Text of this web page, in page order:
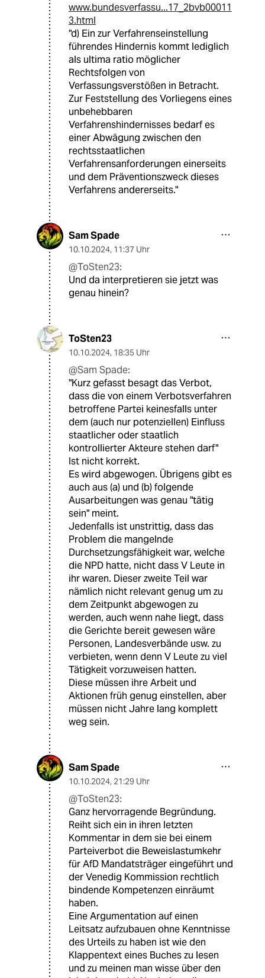
www.bundesverfassu...17_2bvb00011
3.html
"d) Ein zur Verfahrenseinstellung
führendes Hindernis kommt lediglich
als ultima ratio möglicher
Rechtsfolgen von
Verfassungsverstößen in Betracht.
Zur Feststellung des Vorliegens eines
unbehebbaren
Verfahrenshindernisses bedarf es
einer Abwägung zwischen den
rechtsstaatlichen
Verfahrensanforderungen einerseits
und dem Präventionszweck dieses
Verfahrens andererseits."
Sam Spade
10.10.2024, 11:37 Uhr
@ToSten23:
Und da interpretieren sie jetzt was
genau hinein?
ToSten23
10.10.2024, 18:35 Uhr
@Sam Spade:
"Kurz gefasst besagt das Verbot,
dass die von einem Verbotsverfahren
betroffene Partei keinesfalls unter
dem (auch nur potenziellen) Einfluss
staatlicher oder staatlich
kontrollierter Akteure stehen darf"
Ist nicht korrekt.
Es wird abgewogen. Übrigens gibt es
auch aus (a) und (b) folgende
Ausarbeitungen was genau "tätig
sein" meint.
Jedenfalls ist unstrittig, dass das
Problem die mangelnde
Durchsetzungsfähigkeit war, welche
die NPD hatte, nicht dass V Leute in
ihr waren. Dieser zweite Teil war
nämlich nicht relevant genug um zu
dem Zeitpunkt abgewogen zu
werden, auch wenn nahe liegt, dass
die Gerichte bereit gewesen wäre
Personen, Landesverbände usw. zu
verbieten, wenn denn V Leute zu viel
Tätigkeit vorzuweisen hatten.
Diese müssen ihre Arbeit und
Aktionen früh genug einstellen, aber
müssen nicht Jahre lang komplett
weg sein.
Sam Spade
10.10.2024, 21:29 Uhr
@ToSten23:
Ganz hervorragende Begründung.
Reiht sich ein in ihren letzten
Kommentar in dem sie bei einem
Parteiverbot die Beweislastumkehr
für AfD Mandatsträger eingeführt und
der Venedig Kommission rechtlich
bindende Kompetenzen einräumt
haben.
Eine Argumentation auf einen
Leitsatz aufzubauen ohne Kenntnisse
des Urteils zu haben ist wie den
Klappentext eines Buches zu lesen
und zu meinen man wisse über den